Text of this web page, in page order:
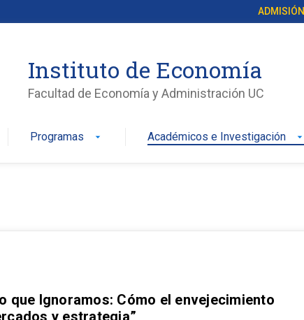
ADMISIÓN
Instituto de Economía
Facultad de Economía y Administración UC
Programas arrow_drop_down Académicos e Investigación arrow_drop_down
que Ignoramos: Cómo el envejecimiento